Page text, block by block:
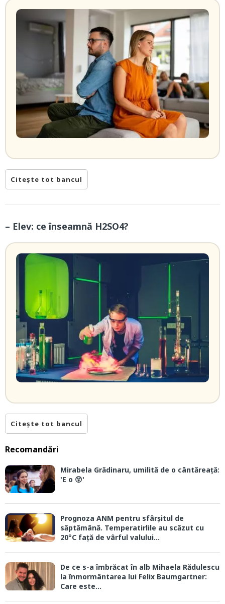
Citește tot bancul
– Elev: ce înseamnă H2SO4?
Citește tot bancul
Recomandări
Mirabela Grădinaru, umilită de o cântăreață:
'E o 😲'
Prognoza ANM pentru sfârșitul de
săptămână. Temperatirlile au scăzut cu
20°C față de vârful valului...
De ce s-a îmbrăcat în alb Mihaela Rădulescu
la înmormântarea lui Felix Baumgartner:
Care este...